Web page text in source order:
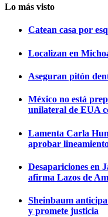
Lo más visto
Catean casa por
Localizan en
Aseguran pitón
México no está
unilateral de EUA
Lamenta Carla
aprobar
Desapariciones en
afirma Lazos de
Sheinbaum
y promete justicia